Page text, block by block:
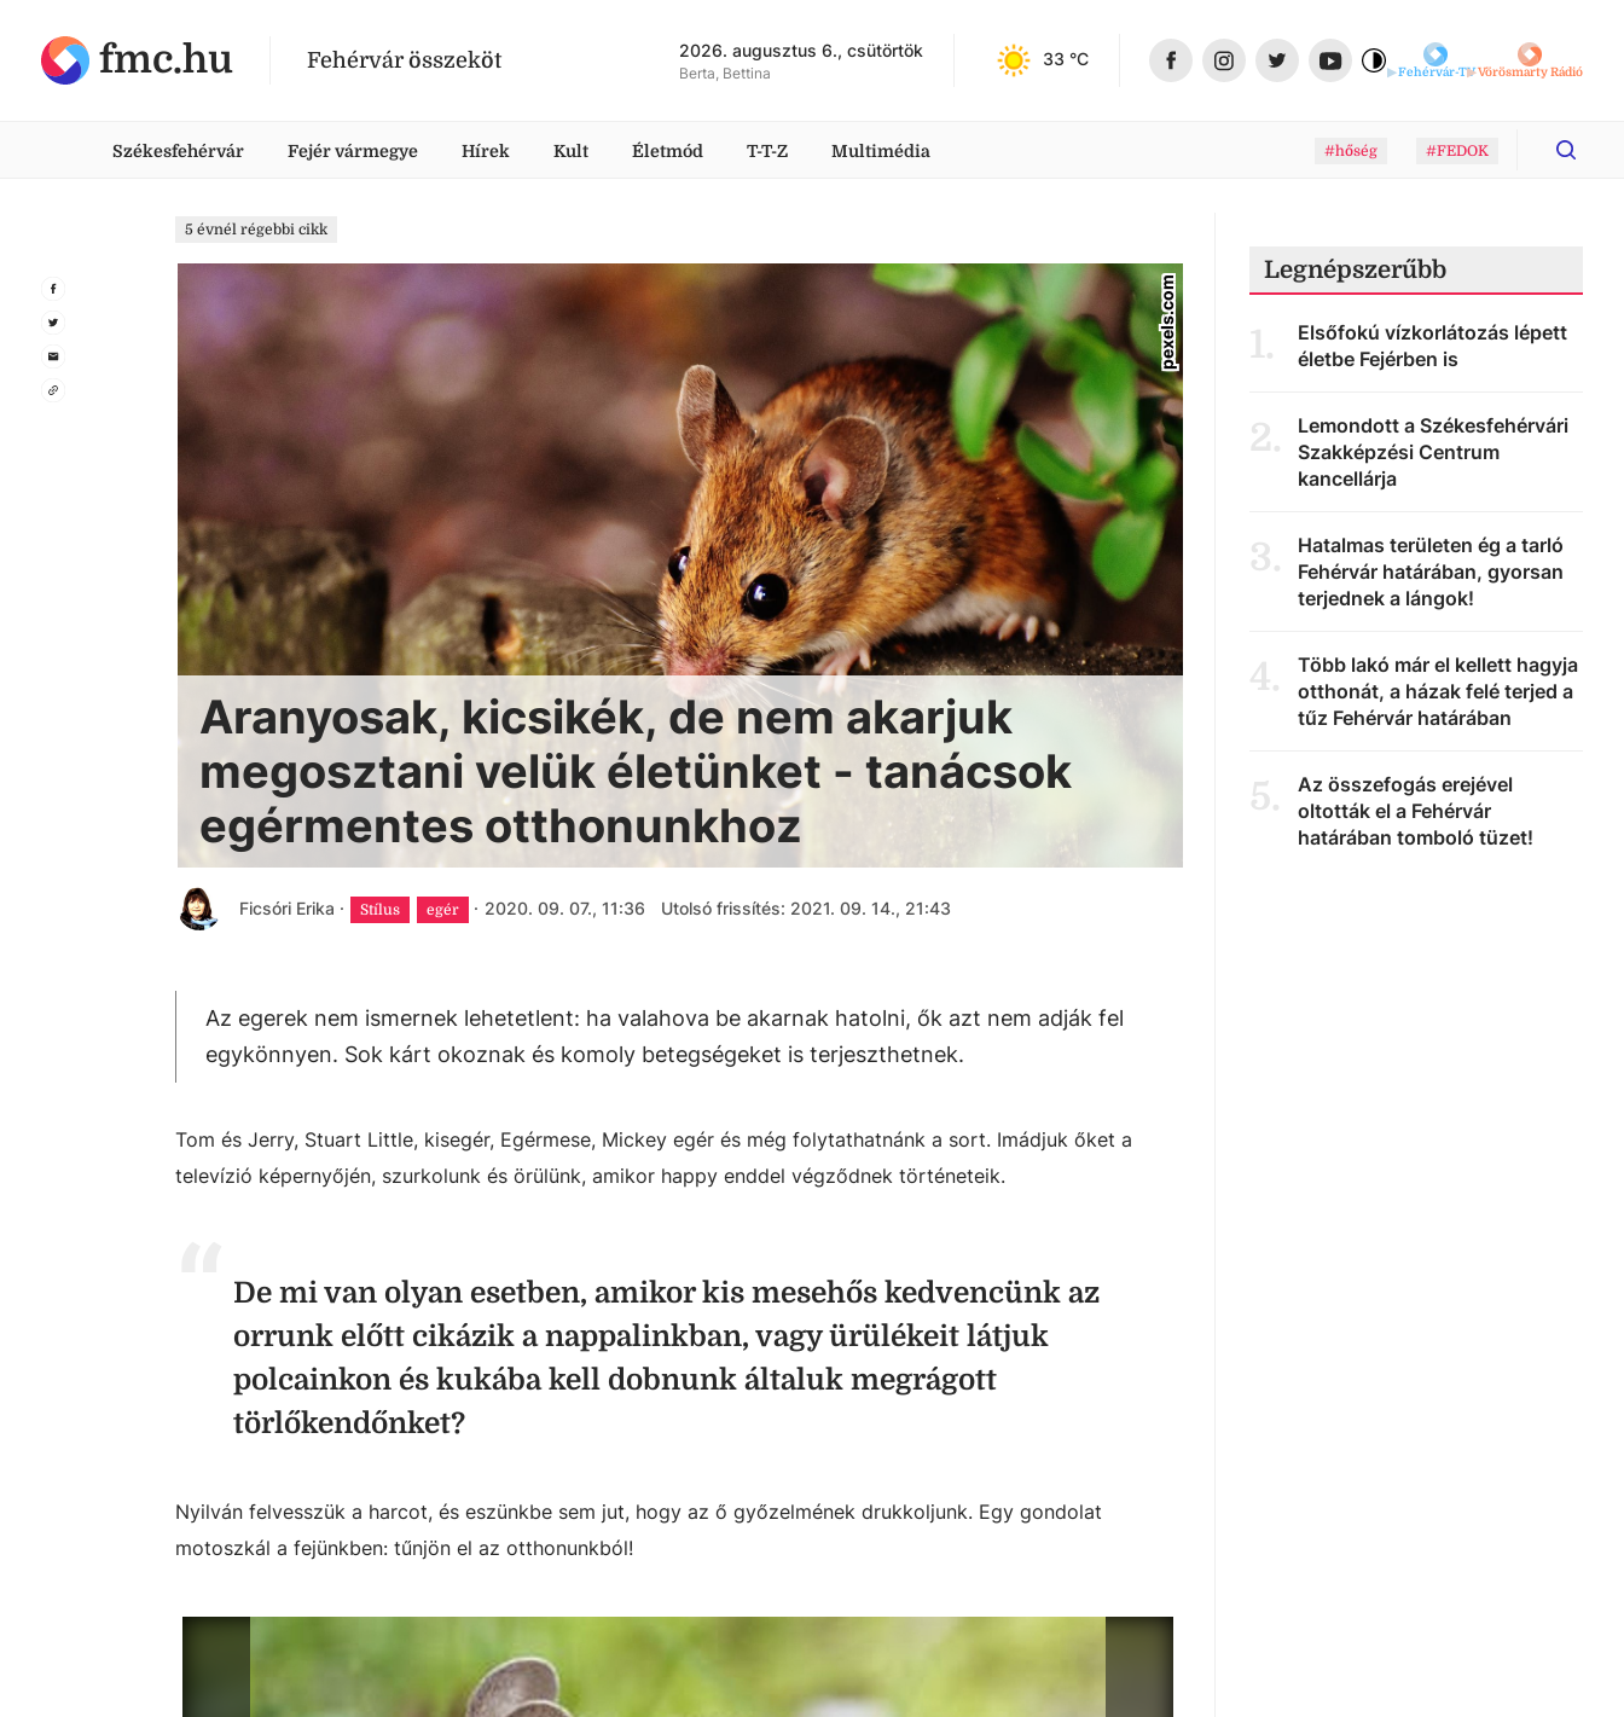
fmc.hu Fehérvár összeköt 2026. augusztus 6., csütörtök
Berta, Bettina
33 °C
Fehérvár-TVVörösmarty Rádió
Székesfehérvár Fejér vármegye Hírek Kult Életmód T-T-Z Multimédia #hőség #FEDOK
5 évnél régebbi cikk
pexels.com
Aranyosak, kicsikék, de nem akarjuk
megosztani velük életünket - tanácsok
egérmentes otthonunkhoz
Ficsóri Erika · Stílus egér · 2020. 09. 07., 11:36 Utolsó frissítés: 2021. 09. 14., 21:43
Az egerek nem ismernek lehetetlent: ha valahova be akarnak hatolni, ők azt nem adják fel
egykönnyen. Sok kárt okoznak és komoly betegségeket is terjeszthetnek.
Tom és Jerry, Stuart Little, kisegér, Egérmese, Mickey egér és még folytathatnánk a sort. Imádjuk őket a
televízió képernyőjén, szurkolunk és örülünk, amikor happy enddel végződnek történeteik.
De mi van olyan esetben, amikor kis mesehős kedvencünk az
orrunk előtt cikázik a nappalinkban, vagy ürülékeit látjuk
polcainkon és kukába kell dobnunk általuk megrágott
törlőkendőnket?
Nyilván felvesszük a harcot, és eszünkbe sem jut, hogy az ő győzelmének drukkoljunk. Egy gondolat
motoszkál a fejünkben: tűnjön el az otthonunkból!
Legnépszerűbb
1.
Elsőfokú vízkorlátozás lépett
életbe Fejérben is
2.
Lemondott a Székesfehérvári
Szakképzési Centrum
kancellárja
3.
Hatalmas területen ég a tarló
Fehérvár határában, gyorsan
terjednek a lángok!
4.
Több lakó már el kellett hagyja
otthonát, a házak felé terjed a
tűz Fehérvár határában
5.
Az összefogás erejével
oltották el a Fehérvár
határában tomboló tüzet!